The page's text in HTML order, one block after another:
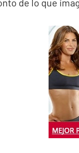
de lo que